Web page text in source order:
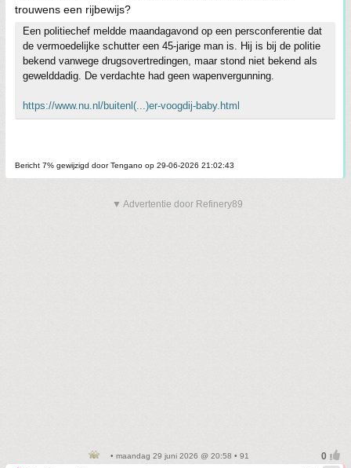
trouwens een rijbewijs?
Een politiechef meldde maandagavond op een persconferentie dat
de vermoedelijke schutter een 45-jarige man is. Hij is bij de politie
bekend vanwege drugsovertredingen, maar stond niet bekend als
gewelddadig. De verdachte had geen wapenvergunning.
https://www.nu.nl/buitenl(...)er-voogdij-baby.html
Bericht 7% gewijzigd door Tengano op 29-06-2026 21:02:43
▼ Advertentie door Refinery89
• maandag 29 juni 2026 @ 20:58 • 91